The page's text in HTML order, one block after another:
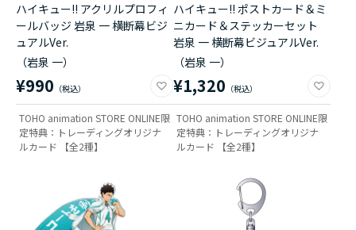
ハイキュー!! アクリルプロフィ
ールバッジ 岩泉 一 横断幕ビジ
ュアルVer.
（岩泉 一）
¥990
TOHO animation STORE ONLINE限
定特典：トレーディングオリジナ
ルカード 【全2種】
ハイキュー!! ポストカード＆ミ
ニカード＆ステッカーセット
岩泉 一 横断幕ビジュアルVer.
（岩泉 一）
¥1,320
TOHO animation STORE ONLINE限
定特典：トレーディングオリジナ
ルカード 【全2種】